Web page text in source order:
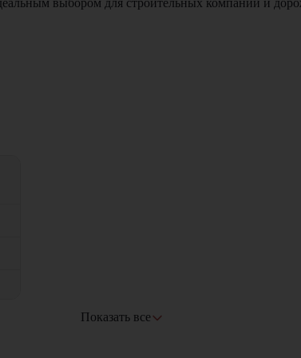
выбором для строительных компаний и
Показать все